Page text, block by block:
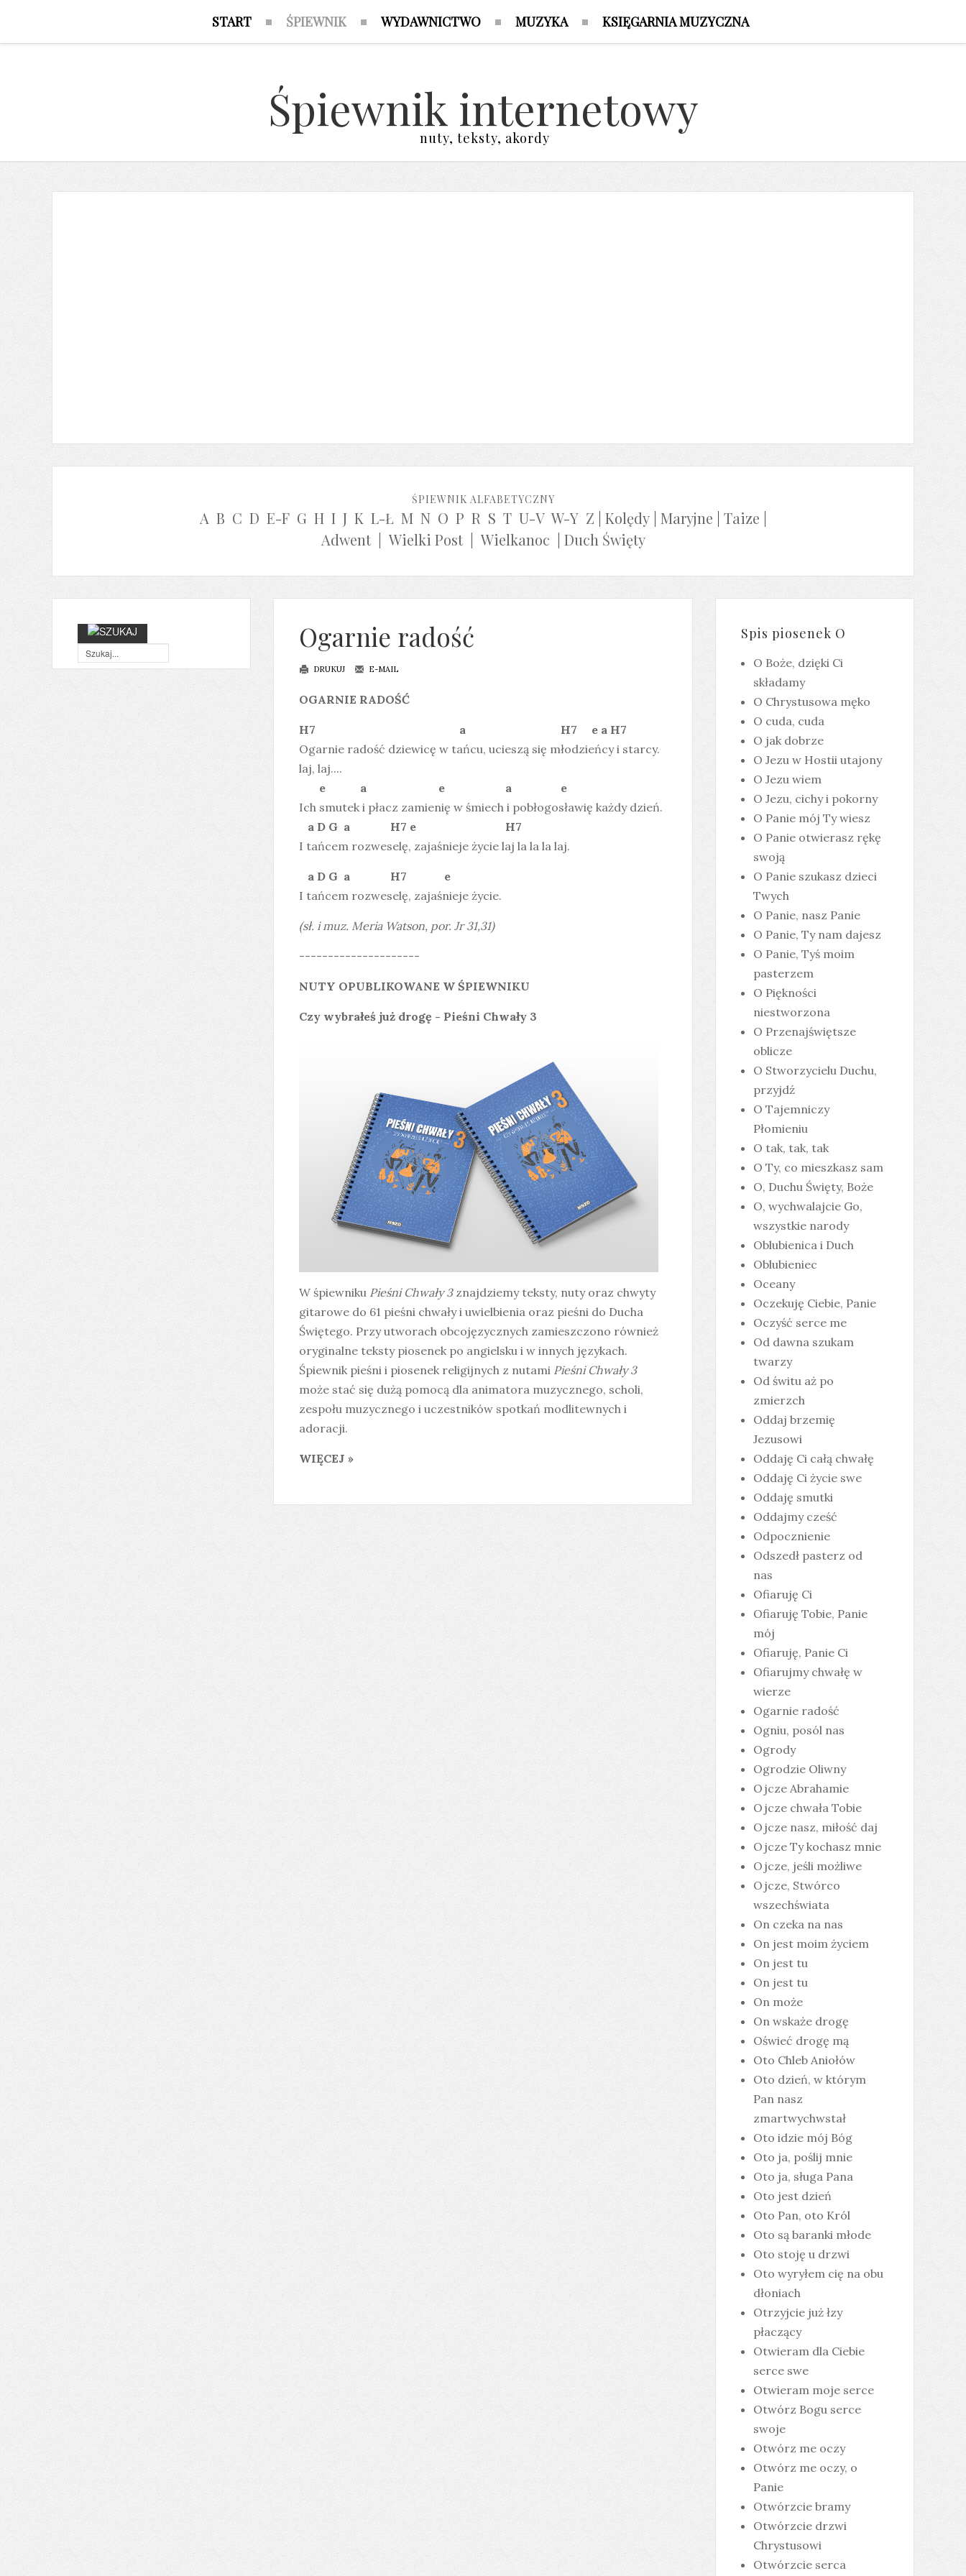
START ŚPIEWNIK WYDAWNICTWO MUZYKA KSIĘGARNIA MUZYCZNA
Śpiewnik internetowy
nuty, teksty, akordy
ŚPIEWNIK ALFABETYCZNY
A B C D E-F G H I J K L-Ł M N O P R S T U-V W-Y Z Kolędy| Maryjne Taize
Adwent| Wielki Post| Wielkanoc Duch Święty
Ogarnie radość
DRUKUJ E-MAIL
OGARNIE RADOŚĆ
H7 a H7 e a H7
Ogarnie radość dziewicę w tańcu, ucieszą się młodzieńcy i starcy.
laj, laj....
e a e a e
Ich smutek i płacz zamienię w śmiech i pobłogosławię każdy dzień.
a D G a H7 e H7
I tańcem rozweselę, zajaśnieje życie laj la la la laj.
a D G a H7 e
I tańcem rozweselę, zajaśnieje życie.
(sł. i muz. Meria Watson, por. Jr 31,31)
---------------------
NUTY OPUBLIKOWANE W ŚPIEWNIKU
Czy wybrałeś już drogę - Pieśni Chwały 3
W śpiewniku Pieśni Chwały 3znajdziemy teksty, nuty oraz chwyty
gitarowe do 61 pieśni chwały i uwielbienia oraz pieśni do Ducha
Świętego. Przy utworach obcojęzycznych zamieszczono również
oryginalne teksty piosenek po angielsku i w innych językach.
Śpiewnik pieśni i piosenek religijnych z nutami Pieśni Chwały 3
może stać się dużą pomocą dla animatora muzycznego, scholi,
zespołu muzycznego i uczestników spotkań modlitewnych i
adoracji.
WIĘCEJ »
Spis piosenek O
O Boże, dzięki Ci
składamy
O Chrystusowa męko
O cuda, cuda
O jak dobrze
O Jezu w Hostii utajony
O Jezu wiem
O Jezu, cichy i pokorny
O Panie mój Ty wiesz
O Panie otwierasz rękę
swoją
O Panie szukasz dzieci
Twych
O Panie, nasz Panie
O Panie, Ty nam dajesz
O Panie, Tyś moim
pasterzem
O Piękności
niestworzona
O Przenajświętsze
oblicze
O Stworzycielu Duchu,
przyjdź
O Tajemniczy
Płomieniu
O tak, tak, tak
O Ty, co mieszkasz sam
O, Duchu Święty, Boże
O, wychwalajcie Go,
wszystkie narody
Oblubienica i Duch
Oblubieniec
Oceany
Oczekuję Ciebie, Panie
Oczyść serce me
Od dawna szukam
twarzy
Od świtu aż po
zmierzch
Oddaj brzemię
Jezusowi
Oddaję Ci całą chwałę
Oddaję Ci życie swe
Oddaję smutki
Oddajmy cześć
Odpocznienie
Odszedł pasterz od
nas
Ofiaruję Ci
Ofiaruję Tobie, Panie
mój
Ofiaruję, Panie Ci
Ofiarujmy chwałę w
wierze
Ogarnie radość
Ogniu, posól nas
Ogrody
Ogrodzie Oliwny
Ojcze Abrahamie
Ojcze chwała Tobie
Ojcze nasz, miłość daj
Ojcze Ty kochasz mnie
Ojcze, jeśli możliwe
Ojcze, Stwórco
wszechświata
On czeka na nas
On jest moim życiem
On jest tu
On jest tu
On może
On wskaże drogę
Oświeć drogę mą
Oto Chleb Aniołów
Oto dzień, w którym
Pan nasz
zmartwychwstał
Oto idzie mój Bóg
Oto ja, poślij mnie
Oto ja, sługa Pana
Oto jest dzień
Oto Pan, oto Król
Oto są baranki młode
Oto stoję u drzwi
Oto wyryłem cię na obu
dłoniach
Otrzyjcie już łzy
płaczący
Otwieram dla Ciebie
serce swe
Otwieram moje serce
Otwórz Bogu serce
swoje
Otwórz me oczy
Otwórz me oczy, o
Panie
Otwórzcie bramy
Otwórzcie drzwi
Chrystusowi
Otwórzcie serca